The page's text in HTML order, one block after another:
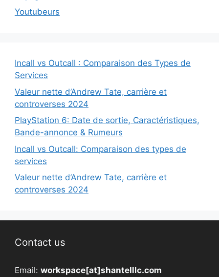
Youtubeurs
Incall vs Outcall : Comparaison des Types de
Services
Valeur nette d’Andrew Tate, carrière et
controverses 2024
PlayStation 6: Date de sortie, Caractéristiques,
Bande-annonce & Rumeurs
Incall vs Outcall: Comparaison des types de
services
Valeur nette d’Andrew Tate, carrière et
controverses 2024
Contact us
Email: workspace[at]shantelllc.com